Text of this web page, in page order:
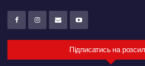
Підписатись на